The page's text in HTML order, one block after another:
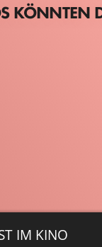
KÖNNTEN
IM KINO